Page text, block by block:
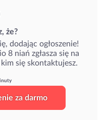
że?
dodając ogłoszenie!
8 niań zgłasza się na
się skontaktujesz.
za darmo